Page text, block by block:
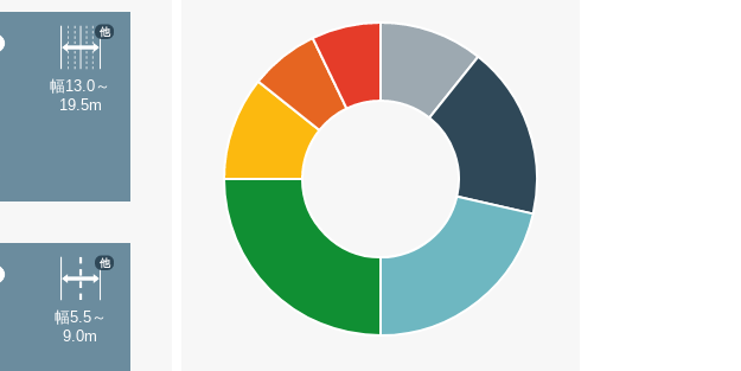
幅13.0～
19.5m
他
幅5.5～
9.0m
他